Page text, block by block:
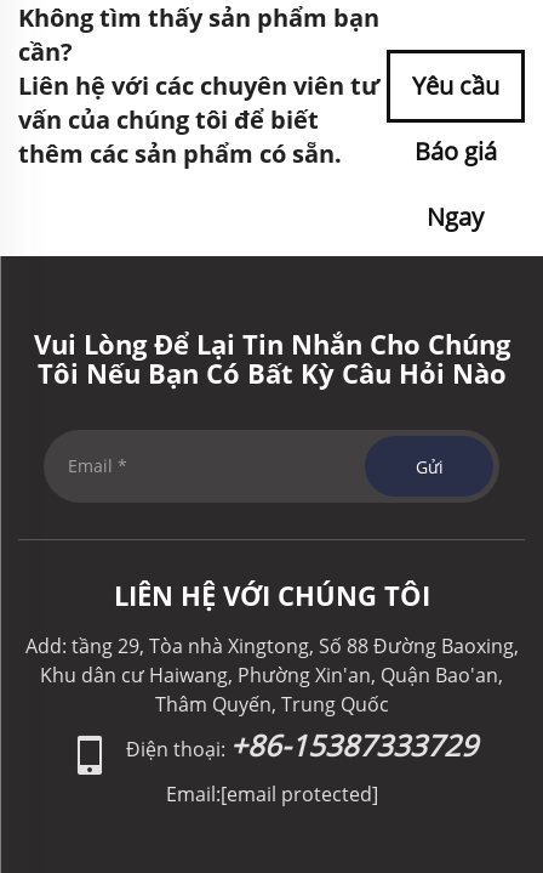
Không tìm thấy sản phẩm bạn
cần?
Liên hệ với các chuyên viên tư
vấn của chúng tôi để biết
thêm các sản phẩm có sẵn.
Yêu cầu
Báo giá
Ngay
Vui Lòng Để Lại Tin Nhắn Cho Chúng
Tôi Nếu Bạn Có Bất Kỳ Câu Hỏi Nào
Gửi
LIÊN HỆ VỚI CHÚNG TÔI
Add: tầng 29, Tòa nhà Xingtong, Số 88 Đường Baoxing,
Khu dân cư Haiwang, Phường Xin'an, Quận Bao'an,
Thâm Quyến, Trung Quốc
Điện thoại: +86-15387333729
Email:[email protected]